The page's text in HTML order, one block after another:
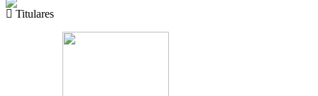
Titulares